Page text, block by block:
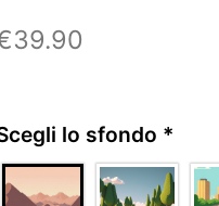
lo sfondo *